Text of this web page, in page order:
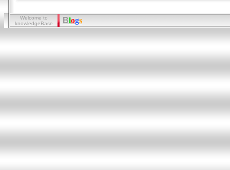
Welcome to
knowledgeBase
Blogs